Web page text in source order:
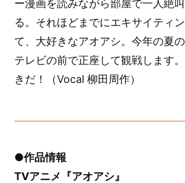
ー漫画を読みながら部屋で一人絶
る。それほどまでにエキサイティ
て、大好きなアオアシ。今年の夏の
テレビの前で正座して観戦します
きだ！（Vocal 柳田周作）
●作品情報
TVアニメ『アオアシ』